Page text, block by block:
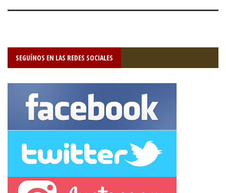
SEGUÍNOS EN LAS REDES SOCIALES